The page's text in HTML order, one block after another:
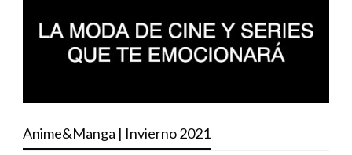
Anime&Manga | Invierno 2021